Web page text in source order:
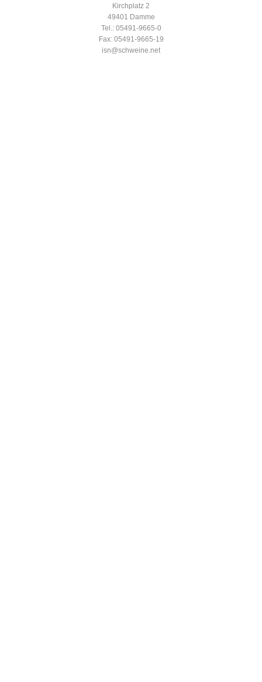
Kirchplatz 2
49401 Damme
Tel.: 05491-9665-0
Fax: 05491-9665-19
isn@schweine.net